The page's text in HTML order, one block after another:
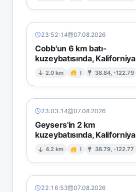
23:52:14 07.08.2026
Cobb'un 6 km batı-
kuzeybatısında, Kaliforniya
2.0 km I 38.84, -122.79
23:03:14 07.08.2026
Geysers'in 2 km
kuzeybatısında, Kaliforniya
4.2 km I 38.79, -122.77
22:16:53 07.08.2026